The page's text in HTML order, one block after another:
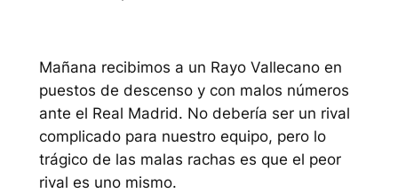
Mañana recibimos a un Rayo Vallecano en
puestos de descenso y con malos números
ante el Real Madrid. No debería ser un rival
complicado para nuestro equipo, pero lo
trágico de las malas rachas es que el peor
rival es uno mismo.